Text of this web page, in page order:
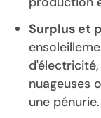
Surplus et
nuageuses
une pénurie.